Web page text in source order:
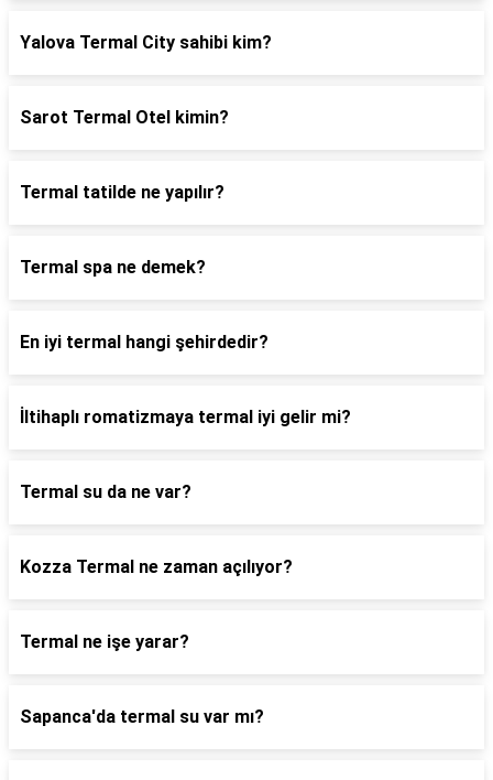
Yalova Termal City sahibi kim?
Sarot Termal Otel kimin?
Termal tatilde ne yapılır?
Termal spa ne demek?
En iyi termal hangi şehirdedir?
İltihaplı romatizmaya termal iyi gelir mi?
Termal su da ne var?
Kozza Termal ne zaman açılıyor?
Termal ne işe yarar?
Sapanca'da termal su var mı?